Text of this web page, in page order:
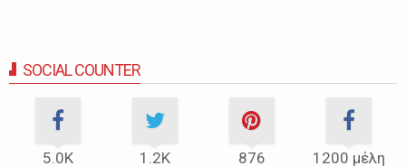
SOCIAL COUNTER
5.0Κ 1.2Κ 876 1200 μέλη